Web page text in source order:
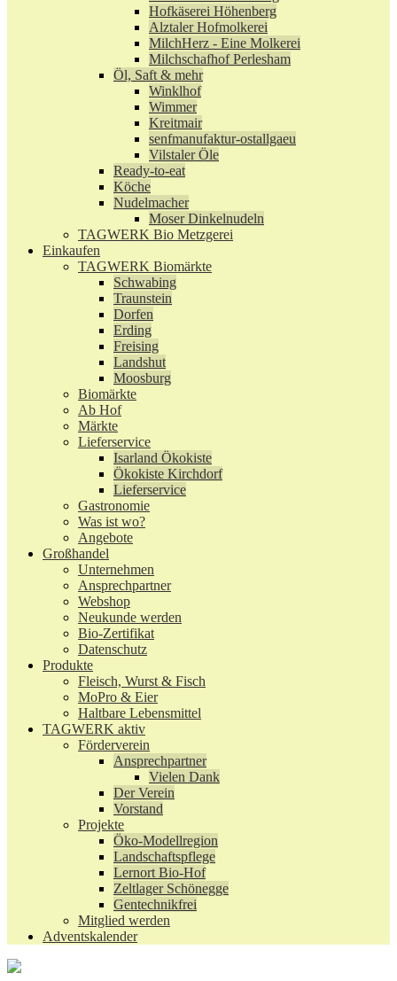
Hofkäserei Höhenberg
Alztaler Hofmolkerei
MilchHerz - Eine Molkerei
Milchschafhof Perlesham
Öl, Saft & mehr
Winklhof
Wimmer
Kreitmair
senfmanufaktur-ostallgaeu
Vilstaler Öle
Ready-to-eat
Köche
Nudelmacher
Moser Dinkelnudeln
TAGWERK Bio Metzgerei
Einkaufen
TAGWERK Biomärkte
Schwabing
Traunstein
Dorfen
Erding
Freising
Landshut
Moosburg
Biomärkte
Ab Hof
Märkte
Lieferservice
Isarland Ökokiste
Ökokiste Kirchdorf
Lieferservice
Gastronomie
Was ist wo?
Angebote
Großhandel
Unternehmen
Ansprechpartner
Webshop
Neukunde werden
Bio-Zertifikat
Datenschutz
Produkte
Fleisch, Wurst & Fisch
MoPro & Eier
Haltbare Lebensmittel
TAGWERK aktiv
Förderverein
Ansprechpartner
Vielen Dank
Der Verein
Vorstand
Projekte
Öko-Modellregion
Landschaftspflege
Lernort Bio-Hof
Zeltlager Schönegge
Gentechnikfrei
Mitglied werden
Adventskalender